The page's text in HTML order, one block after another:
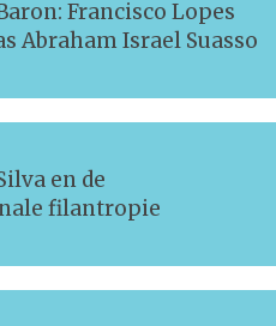
Francisco Lopes
Abraham Israel Suasso
en de
filantropie